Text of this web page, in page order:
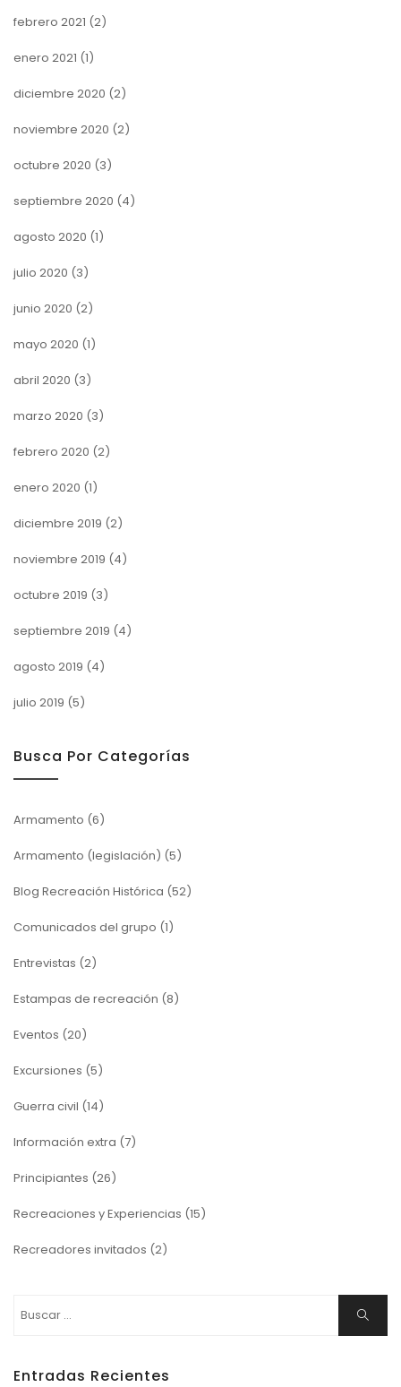
febrero 2021 (2)
enero 2021 (1)
diciembre 2020 (2)
noviembre 2020 (2)
octubre 2020 (3)
septiembre 2020 (4)
agosto 2020 (1)
julio 2020 (3)
junio 2020 (2)
mayo 2020 (1)
abril 2020 (3)
marzo 2020 (3)
febrero 2020 (2)
enero 2020 (1)
diciembre 2019 (2)
noviembre 2019 (4)
octubre 2019 (3)
septiembre 2019 (4)
agosto 2019 (4)
julio 2019 (5)
Busca Por Categorías
Armamento (6)
Armamento (legislación) (5)
Blog Recreación Histórica (52)
Comunicados del grupo (1)
Entrevistas (2)
Estampas de recreación (8)
Eventos (20)
Excursiones (5)
Guerra civil (14)
Información extra (7)
Principiantes (26)
Recreaciones y Experiencias (15)
Recreadores invitados (2)
Buscar
Entradas Recientes